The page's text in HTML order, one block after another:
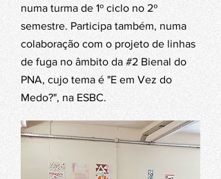
numa turma de 1º ciclo no 2º
semestre. Participa também, numa
colaboração com o projeto de linhas
de fuga no âmbito da #2 Bienal do
PNA, cujo tema é "E em Vez do
Medo?", na ESBC.